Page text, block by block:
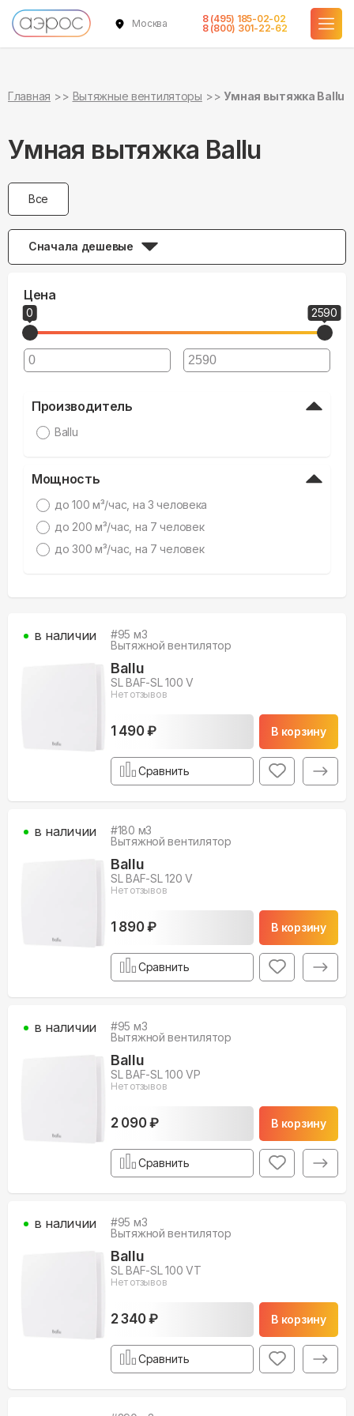
Москва
8 (495) 185-02-02
8 (800) 301-22-62
Главная Вытяжные вентиляторы Умная вытяжка Ballu
Умная вытяжка Ballu
Все
Сначала дешевые
Цена
0 2590
Производитель
Ballu
Мощность
дo 100 м³/час, на 3 человека
до 200 м³/час, на 7 человек
до 300 м³/час, на 7 человек
#95 м3
Вытяжной вентилятор
Ballu
SL BAF-SL 100 V
Нет отзывов
1 490 ₽ В корзину
в наличии
Сравнить
#180 м3
Вытяжной вентилятор
Ballu
SL BAF-SL 120 V
Нет отзывов
1 890 ₽ В корзину
в наличии
Сравнить
#95 м3
Вытяжной вентилятор
Ballu
SL BAF-SL 100 VP
Нет отзывов
2 090 ₽ В корзину
в наличии
Сравнить
#95 м3
Вытяжной вентилятор
Ballu
SL BAF-SL 100 VT
Нет отзывов
2 340 ₽ В корзину
в наличии
Сравнить